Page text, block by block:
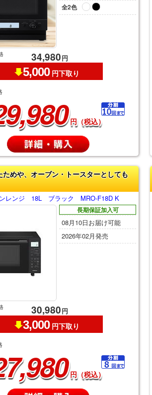
全2色
34,980円
5,000 円下取り
円（税込）
ためや、オーブン・トースターとしても
レンジ 18L ブラック MRO-F18D K
長期保証加入可
08月10日お届け可能
2026年02月発売
30,980円
3,000 円下取り
円（税込）